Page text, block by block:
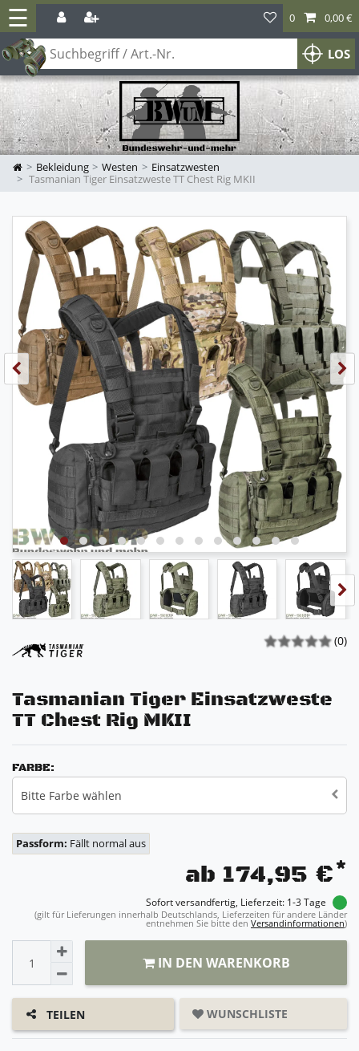
☰
LOS
0 0,00 €
Bekleidung Westen
Einsatzwesten
Tasmanian Tiger Einsatzweste TT Chest Rig MKII
(0)
Tasmanian Tiger Einsatzweste
TT Chest Rig MKII
FARBE:
Bitte Farbe wählen
Passform: Fällt normal aus
ab 174,95 €*
Sofort versandfertig, Lieferzeit: 1-3 Tage
(gilt für Lieferungen innerhalb Deutschlands, Lieferzeiten für andere Länder
entnehmen Sie bitte den Versandinformationen)
IN DEN WARENKORB
TEILEN WUNSCHLISTE